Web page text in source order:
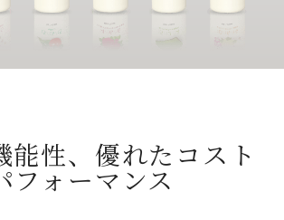
能性、優れたコスト
フォーマンス